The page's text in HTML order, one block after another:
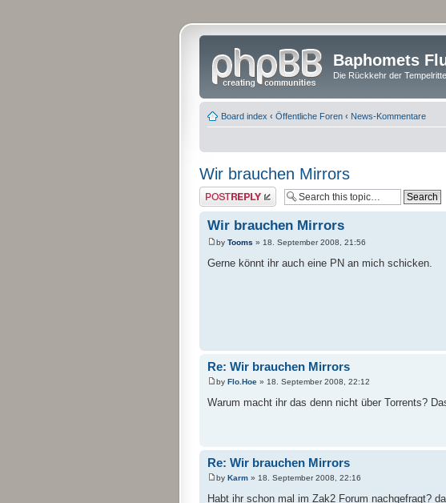
Baphomets
Die Rückkehr der
Board index ‹ Öffentliche Foren ‹ News-Kommentare
Wir brauchen Mirrors
Post a reply
Wir brauchen Mirrors
by Tooms » 18. September 2008, 21:56
Gerne könnt ihr auch eine PN an mich schicken.
Re: Wir brauchen Mirrors
by Flo.Hoe » 18. September 2008, 22:12
Warum macht ihr das denn nicht über Torrents?
Re: Wir brauchen Mirrors
by Karm » 18. September 2008, 22:16
Habt ihr schon mal im Zak2 Forum nachgefragt?